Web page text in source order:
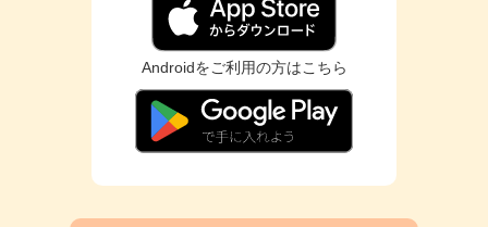
Androidをご利用の方はこちら